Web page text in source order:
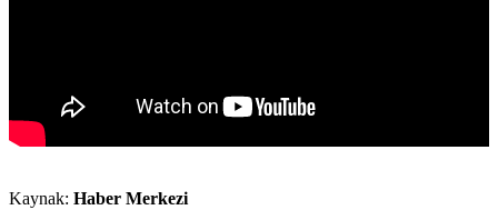
Kaynak: Haber Merkezi